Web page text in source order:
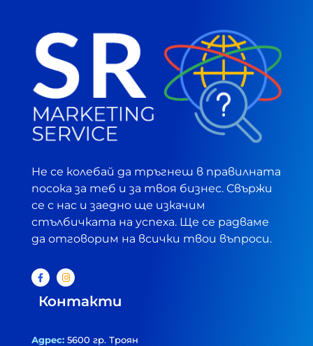
Не се колебай да тръгнеш в правилната
посока за теб и за твоя бизнес. Свържи
се с нас и заедно ще изкачим
стълбичката на успеха. Ще се радваме
да отговорим на всички твои въпроси.
Контакти
Адрес: 5600 гр. Троян